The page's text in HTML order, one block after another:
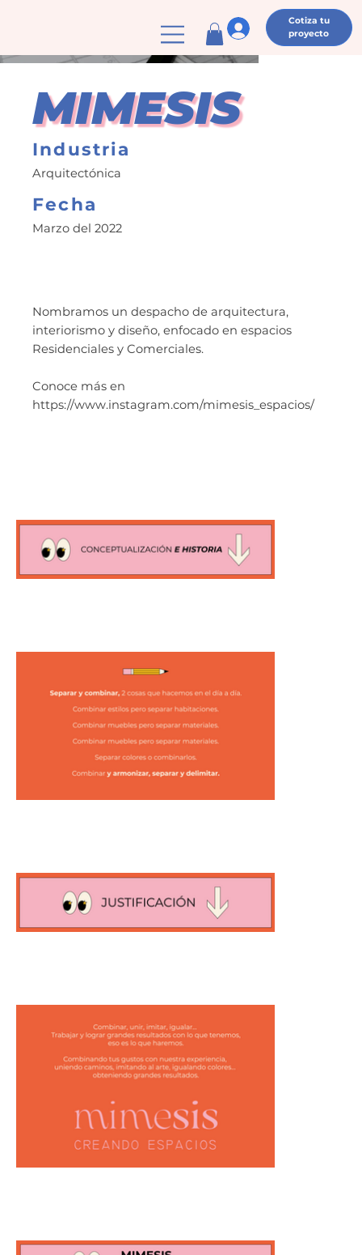
Cotiza tu
proyecto
MIMESIS
Industria
Arquitectónica
Fecha
Marzo del 2022
Nombramos un despacho de arquitectura,
interiorismo y diseño, enfocado en espacios
Residenciales y Comerciales.
Conoce más en
https://www.instagram.com/mimesis_espacios/